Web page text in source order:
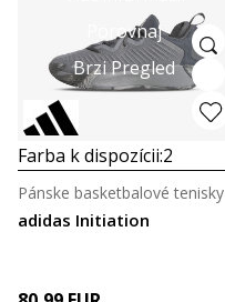
Porovnaj
Brzi Pregled
Farba k dispozícii:2
adidas Initiation
Pánske basketbalové tenisky